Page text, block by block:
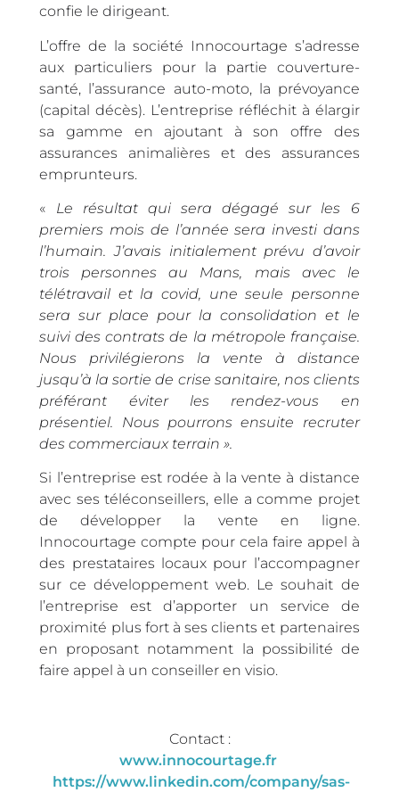
confie le dirigeant.
L’offre de la société Innocourtage s’adresse
aux particuliers pour la partie couverture-
santé, l’assurance auto-moto, la prévoyance
(capital décès). L’entreprise réfléchit à élargir
sa gamme en ajoutant à son offre des
assurances animalières et des assurances
emprunteurs.
« Le résultat qui sera dégagé sur les 6
premiers mois de l’année sera investi dans
l’humain. J’avais initialement prévu d’avoir
trois personnes au Mans, mais avec le
télétravail et la covid, une seule personne
sera sur place pour la consolidation et le
suivi des contrats de la métropole française.
Nous privilégierons la vente à distance
jusqu’à la sortie de crise sanitaire, nos clients
préférant éviter les rendez-vous en
présentiel. Nous pourrons ensuite recruter
des commerciaux terrain ».
Si l’entreprise est rodée à la vente à distance
avec ses téléconseillers, elle a comme projet
de développer la vente en ligne.
Innocourtage compte pour cela faire appel à
des prestataires locaux pour l’accompagner
sur ce développement web. Le souhait de
l’entreprise est d’apporter un service de
proximité plus fort à ses clients et partenaires
en proposant notamment la possibilité de
faire appel à un conseiller en visio.
Contact :
www.innocourtage.fr
https://www.linkedin.com/company/sas-